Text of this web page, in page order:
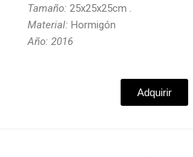
Tamaño: 25x25x25cm
Material: Hormigón
Año: 2016
Adquirir